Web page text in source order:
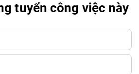
tuyển công việc này